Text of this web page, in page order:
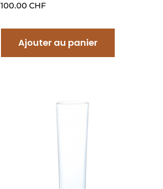
100.00 CHF
Ajouter au panier